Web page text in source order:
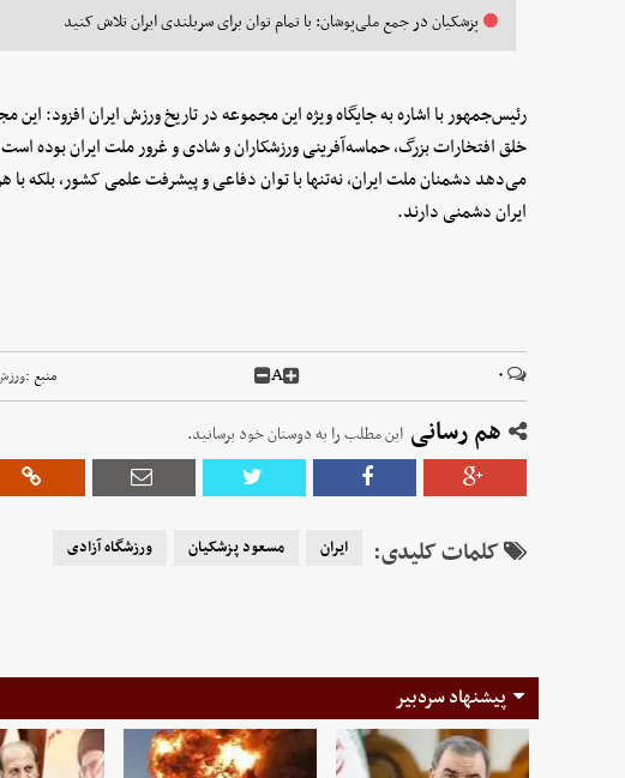
پزشکیان در جمع ملی‌پوشان: با تمام توان برای سربلندی ایران تلاش کنید
رئیس‌جمهور با اشاره به جایگاه ویژه این مجموعه در تاریخ ورزش ایران افزود:
خلق افتخارات بزرگ، حماسه‌آفرینی ورزشکاران و شادی و غرور ملت ایران بوده
می‌دهد دشمنان ملت ایران، نه‌تنها با توان دفاعی و پیشرفت علمی کشور، بلکه
ایران دشمنی دارند.
۰ A منبع :
هم رسانی این مطلب را به دوستان خود برسانید.
کلمات کلیدی: ایران مسعود پزشکیان ورزشگاه آزادی
پیشنهاد سردبیر